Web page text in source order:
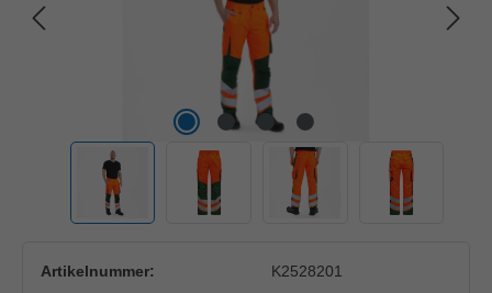
Artikelnummer:
K2528201